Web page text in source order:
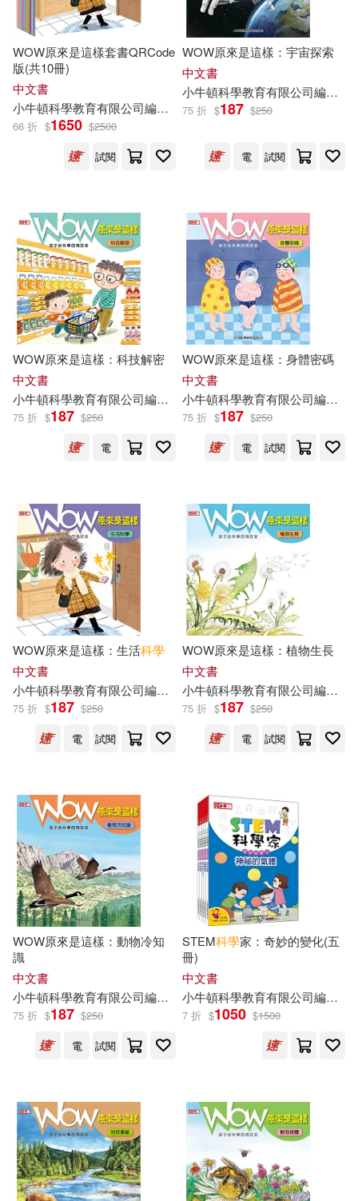
WOW原來是這樣套書QRCode
版(共10冊)
中文書
小牛頓科學教育有限公司編輯 團隊 廖篤誠 張承 江正一
66 折 $1650 $2500
試閱
WOW原來是這樣：宇宙探索
中文書
小牛頓科學教育有限公司編輯
75 折 $187 $250
電 試閱
WOW原來是這樣：科技解密
中文書
小牛頓科學教育有限公司編輯 團隊 譚婷
75 折 $187 $250
電
WOW原來是這樣：身體密碼
中文書
小牛頓科學教育有限公司編輯
75 折 $187 $250
電
試閱
WOW原來是這樣：生活科學
中文書
小牛頓科學教育有限公司編輯 團隊 譚婷
75 折 $187 $250
電
試閱
WOW原來是這樣：植物生長
中文書
小牛頓科學教育有限公司編輯
75 折 $187 $250
電
試閱
WOW原來是這樣：動物冷知
識
中文書
小牛頓科學教育有限公司編輯 團隊 廖篤誠 藍色夢境動漫工作室
75 折 $187 $250
電
試閱
STEM科學家：奇妙的變化(五
冊)
中文書
小牛頓科學教育有限公司編輯
7 折 $1050 $1500